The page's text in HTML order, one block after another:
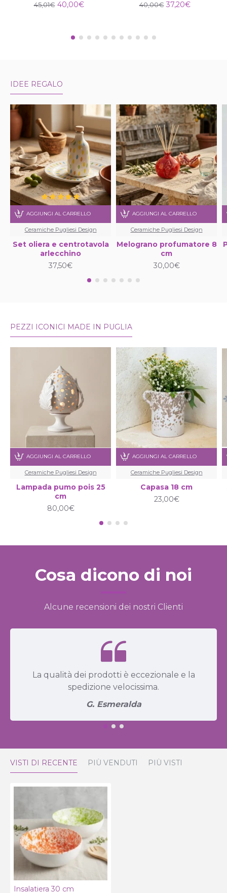
45,01€ 40,00€ 40,00€ 37,20€
IDEE REGALO
Ceramiche Pugliesi Design
Set oliera e centrotavola
arlecchino
37,50€
AGGIUNGI AL CARRELLO
Ceramiche Pugliesi Design
Melograno profumatore 8
cm
30,00€
AGGIUNGI AL CARRELLO
PEZZI ICONICI MADE IN PUGLIA
Ceramiche Pugliesi Design
Lampada pumo pois 25
cm
80,00€
AGGIUNGI AL CARRELLO
Ceramiche Pugliesi Design
Capasa 18 cm
23,00€
AGGIUNGI AL CARRELLO
Cosa dicono di noi
Alcune recensioni dei nostri Clienti
La qualità dei prodotti è eccezionale e la
spedizione velocissima.
G. Esmeralda
VISTI DI RECENTE PIÙ VENDUTI PIÙ VISTI
Insalatiera 30 cm